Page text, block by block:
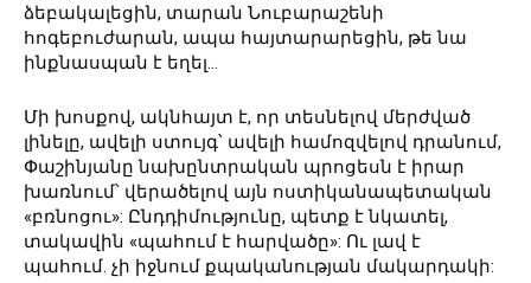
ձեբակալեցին, տարան Նուբարաշենի
հոգեբուժարան, ապա հայտարարեցին, թե նա
ինքնասպան է եղել…
Մի խոսքով, ակնհայտ է, որ տեսնելով մերժված
լինելը, ավելի ստույգ՝ ավելի համոզվելով դրանում,
Փաշինյանը նախընտրական պրոցեսն է իրար
խառնում՝ վերածելով այն ոստիկանապետական
«բռնոցու»: Ընդդիմությունը, պետք է նկատել,
տակավին «պահում է հարվածը»: Ու լավ է
պահում. չի իջնում քպականության մակարդակի: